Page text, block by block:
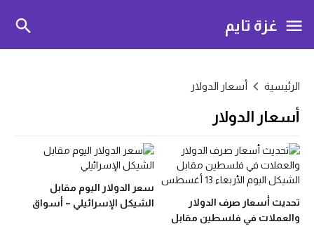
غزة تايم
الرئيسية أسعار الدولار
أسعار الدولار
تحديث أسعار صرف الدولار
والعملات في فلسطين مقابل
سعر الدولار اليوم مقابل
الشيكل الإسرائيلي – أسواق